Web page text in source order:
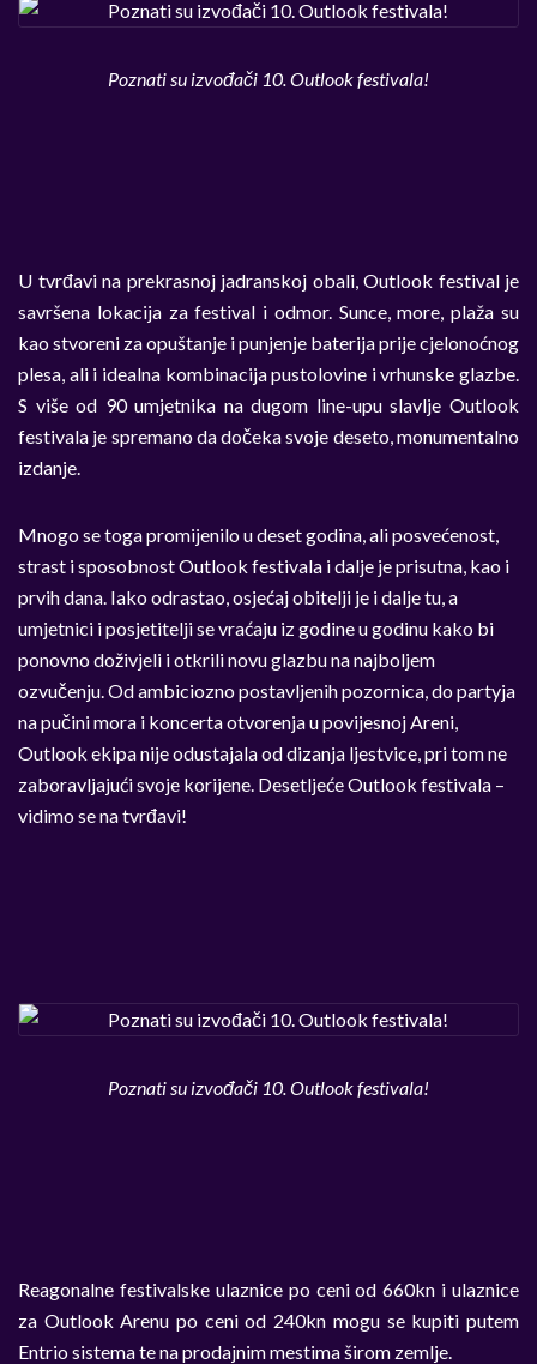
Poznati su izvođači 10. Outlook festivala!
U tvrđavi na prekrasnoj jadranskoj obali, Outlook festival je
savršena lokacija za festival i odmor. Sunce, more, plaža su
kao stvoreni za opuštanje i punjenje baterija prije cjelonoćnog
plesa, ali i idealna kombinacija pustolovine i vrhunske glazbe.
S više od 90 umjetnika na dugom line-upu slavlje Outlook
festivala je spremano da dočeka svoje deseto, monumentalno
izdanje.
Mnogo se toga promijenilo u deset godina, ali posvećenost,
strast i sposobnost Outlook festivala i dalje je prisutna, kao i
prvih dana. Iako odrastao, osjećaj obitelji je i dalje tu, a
umjetnici i posjetitelji se vraćaju iz godine u godinu kako bi
ponovno doživjeli i otkrili novu glazbu na najboljem
ozvučenju. Od ambiciozno postavljenih pozornica, do partyja
na pučini mora i koncerta otvorenja u povijesnoj Areni,
Outlook ekipa nije odustajala od dizanja ljestvice, pri tom ne
zaboravljajući svoje korijene. Desetljeće Outlook festivala –
vidimo se na tvrđavi!
Poznati su izvođači 10. Outlook festivala!
Reagonalne festivalske ulaznice po ceni od 660kn i ulaznice
za Outlook Arenu po ceni od 240kn mogu se kupiti putem
Entrio sistema te na prodajnim mestima širom zemlje.